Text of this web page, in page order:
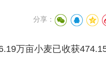
分享：
万亩小麦已收获